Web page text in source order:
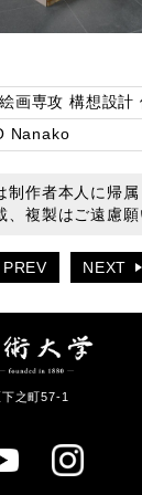
画専攻 構想設計
Nanako
制作者本人に帰
複製はご遠慮願
PREV NEXT
之町57-1